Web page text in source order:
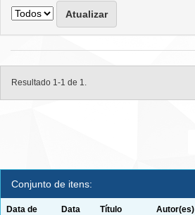
Resultado 1-1 de 1.
Conjunto de itens:
Data de
Data
Título Autor(es)